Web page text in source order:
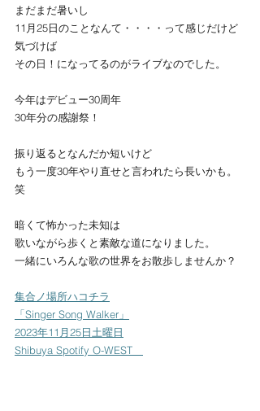
まだまだ暑いし
11月25日のことなんて・・・・って感じだけど
気づけば
その日！になってるのがライブなのでした。
今年はデビュー30周年
30年分の感謝祭！
振り返るとなんだか短いけど
もう一度30年やり直せと言われたら長いかも。
笑
暗くて怖かった未知は
歌いながら歩くと素敵な道になりました。
一緒にいろんな歌の世界をお散歩しませんか？
集合ノ場所ハコチラ
「Singer Song Walker」
2023年11月25日土曜日
Shibuya Spotify O-WEST